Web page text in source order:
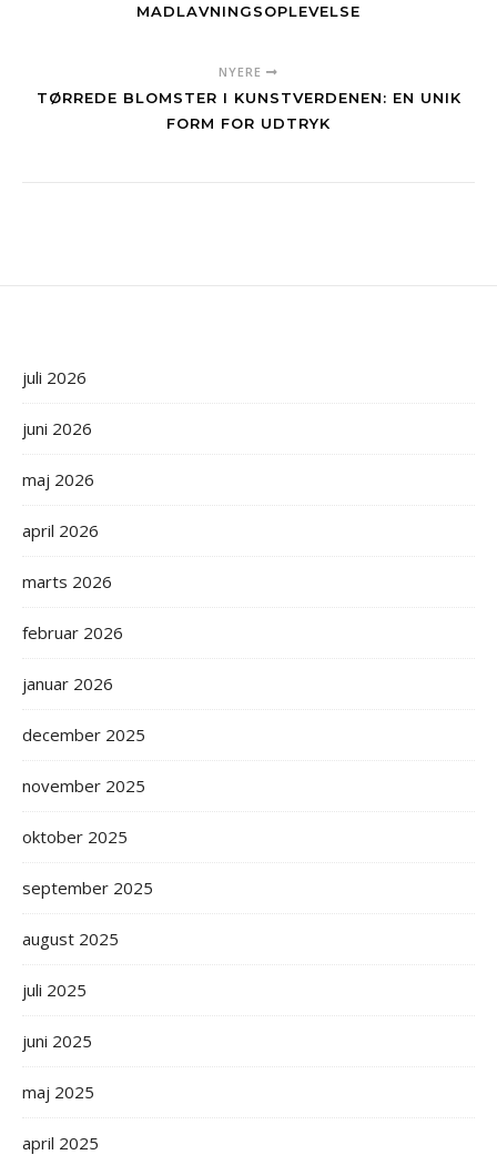
MADLAVNINGSOPLEVELSE
NYERE
TØRREDE BLOMSTER I KUNSTVERDENEN: EN UNIK
FORM FOR UDTRYK
juli 2026
juni 2026
maj 2026
april 2026
marts 2026
februar 2026
januar 2026
december 2025
november 2025
oktober 2025
september 2025
august 2025
juli 2025
juni 2025
maj 2025
april 2025